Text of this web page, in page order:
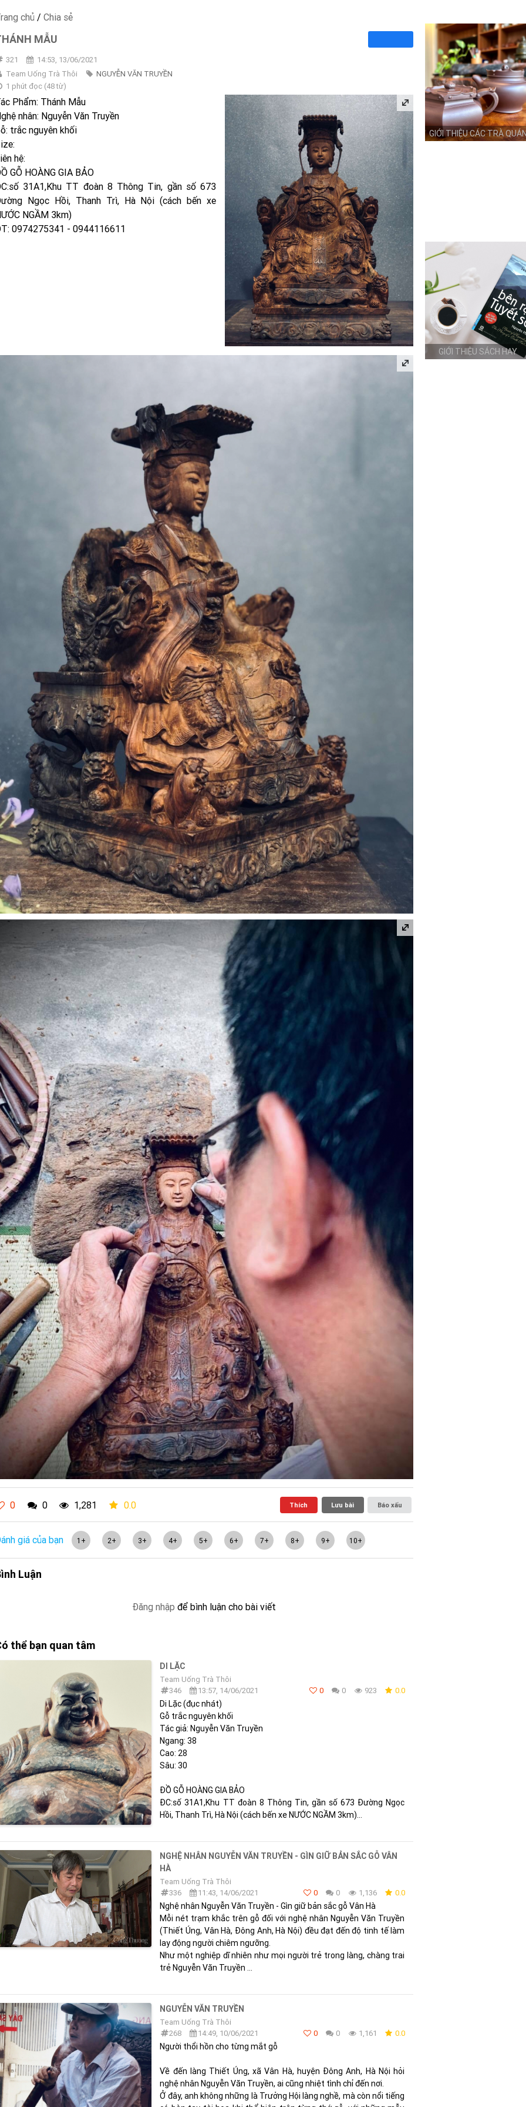
chủ / Chia sẻ
MẪU
321
14:53, 13/06/2021
Team Uống Trà Thôi
NGUYỄN VĂN TRUYỀN
1 phút đọc(48từ)
Phẩm: Thánh Mẫu
nhân: Nguyễn Văn Truyền
trắc nguyên khối
hệ:
GỖ HOÀNG GIA BẢO
31A1,Khu TT đoàn 8 Thông Tin, gần số 673
Ngọc Hồi, Thanh Trì, Hà Nội (cách bến xe
NGẦM 3km)
0974275341 - 0944116611
0 0 1,281 0.0 Thích Lưu bài Báo xấu
giá của bạn 1+ 2+ 3+ 4+ 5+ 6+ 7+ 8+ 9+ 10+
Luận
Đăng nhập để bình luận cho bài viết
thể bạn quan tâm
DI LẶC
Team Uống Trà Thôi
346
13:57, 14/06/2021 0 0 923 0.0
Di Lặc (đục nhát)
Gỗ trắc nguyên khối
Tác giả: Nguyễn Văn Truyền
Ngang: 38
Cao: 28
Sâu: 30
ĐỒ GỖ HOÀNG GIA BẢO
ĐC:số 31A1,Khu TT đoàn 8 Thông Tin, gần số 673 Đường Ngọc
Hồi, Thanh Trì, Hà Nội (cách bến xe NƯỚC NGẦM 3km)
NGHỆ NHÂN NGUYỄN VĂN TRUYỀN - GÌN GIỮ BẢN SẮC GỖ VÂN
HÀ
Team Uống Trà Thôi
336
11:43, 14/06/2021 0 0 1,136 0.0
Nghệ nhân Nguyễn Văn Truyền - Gìn giữ bản sắc gỗ Vân Hà
Mỗi nét trạm khắc trên gỗ đối với nghệ nhân Nguyễn Văn Truyền
(Thiết Úng, Vân Hà, Đông Anh, Hà Nội) đều đạt đến độ tinh tế làm
lay động người chiêm ngưỡng.
Như một nghiệp dĩ nhiên như mọi người trẻ trong làng, chàng trai
trẻ Nguyễn Văn Truyền ...
NGUYỄN VĂN TRUYỀN
Team Uống Trà Thôi
268
14:49, 10/06/2021 0 0 1,161 0.0
Người thổi hồn cho từng mắt gỗ
Về đến làng Thiết Úng, xã Vân Hà, huyện Đông Anh, Hà Nội hỏi
nghệ nhân Nguyễn Văn Truyền, ai cũng nhiệt tình chỉ đến nơi.
Ở đây, anh không những là Trưởng Hội làng nghề, mà còn nổi tiếng
GIỚI THIỆU CÁC TRÀ
GIỚI THIỆU SÁCH HAY